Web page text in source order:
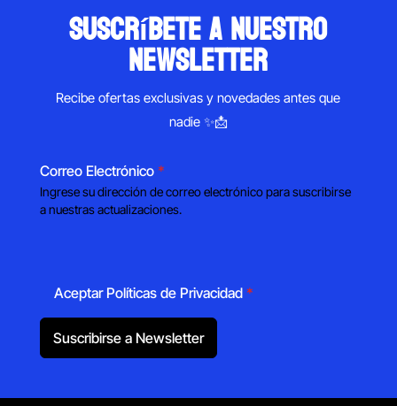
suscríbete a nuestro
newsletter
Recibe ofertas exclusivas y novedades antes que
nadie ✨📩
Correo Electrónico *
Ingrese su dirección de correo electrónico para suscribirse
a nuestras actualizaciones.
Aceptar Políticas de Privacidad *
Suscribirse a Newsletter